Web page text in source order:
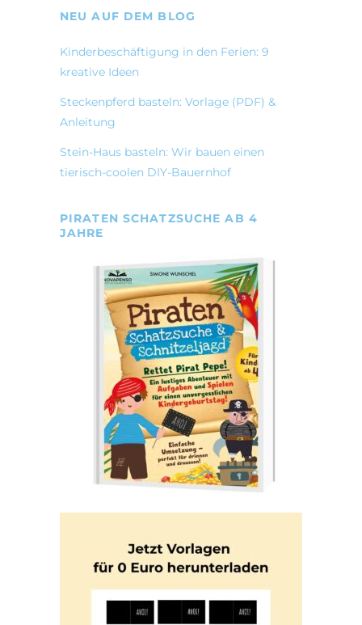
NEU AUF DEM BLOG
Kinderbeschäftigung in den Ferien: 9
kreative Ideen
Steckenpferd basteln: Vorlage (PDF) &
Anleitung
Stein-Haus basteln: Wir bauen einen
tierisch-coolen DIY-Bauernhof
PIRATEN SCHATZSUCHE AB 4
JAHRE